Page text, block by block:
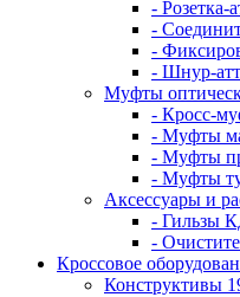
- Розетка-
-
-
- Шнур-
Муфты
- Кросс-
- Муфты
- Муфты
- Муфты
Аксессуары и
- Гильзы
-
Кроссовое
Конструктивы